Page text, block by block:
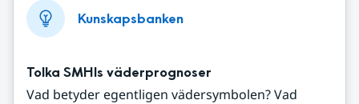
Kunskapsbanken
Tolka SMHIs väderprognoser
Vad betyder egentligen vädersymbolen? Vad